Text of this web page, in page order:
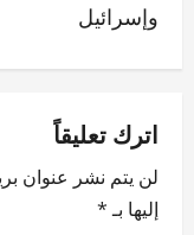
a
i
g
وإسرائيل
اترك تعليقاً
لن يتم نشر عنوان
إليها بـ*